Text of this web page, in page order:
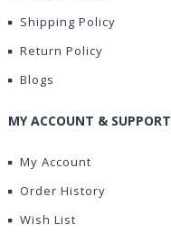
Shipping Policy
Return Policy
Blogs
MY ACCOUNT & SUPPORT
My Account
Order History
Wish List